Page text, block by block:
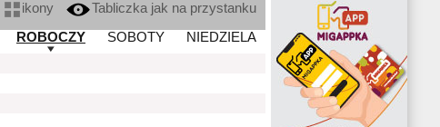
ikony
Tabliczka jak na przystanku
ROBOCZY
SOBOTY
NIEDZIELA